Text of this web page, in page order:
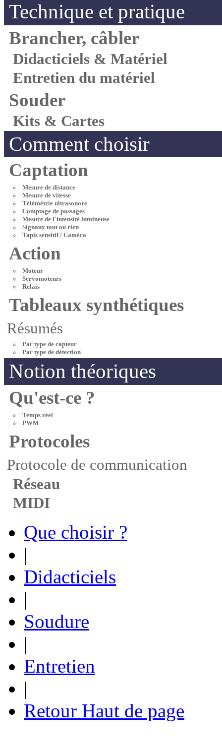
Technique et pratique
Brancher, câbler
Didacticiels & Matériel
Entretien du matériel
Souder
Kits & Cartes
Comment choisir
Captation
Mesure de distance
Mesure de vitesse
Télémétrie ultrasonore
Comptage de passages
Mesure de l'intensité lumineuse
Signaux tout ou rien
Tapis sensitif / Caméra
Action
Moteur
Servomoteurs
Relais
Tableaux synthétiques
Résumés
Par type de capteur
Par type de détection
Notion théoriques
Qu'est-ce ?
Temps réel
PWM
Protocoles
Protocole de communication
Réseau
MIDI
Que choisir ?
|
Didacticiels
|
Soudure
|
Entretien
|
Retour Haut de page